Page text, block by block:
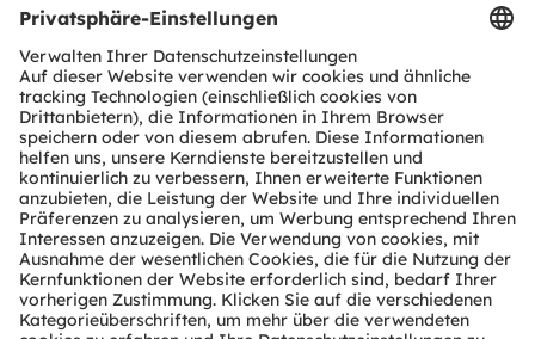
Produkt Selektor
Download Center
Tools
Kundenanfragen
Technischer Support
Partner Netzwerk
Whistleblowing